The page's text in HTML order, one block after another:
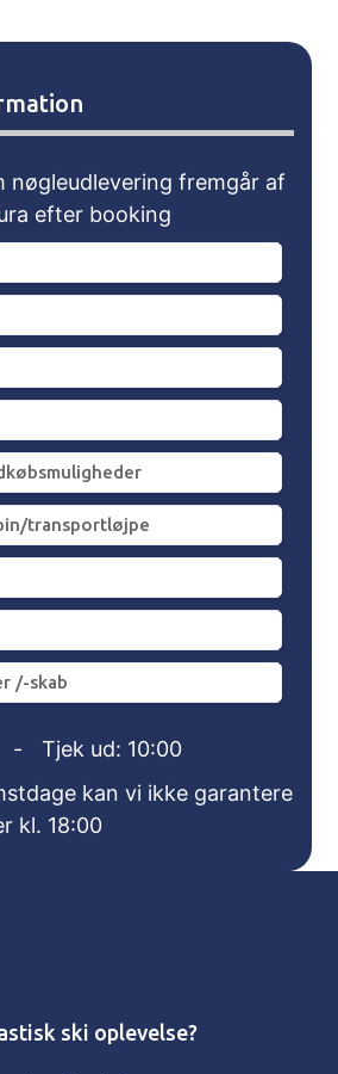
nøgleudlevering fremgår af
efter booking
transportløjpe
/-skab
-
Tjek ud: 10:00
kan vi ikke garantere
kl. 18:00
ski oplevelse?